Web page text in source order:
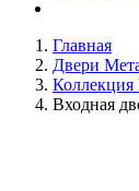
Главная
Двери
Входная